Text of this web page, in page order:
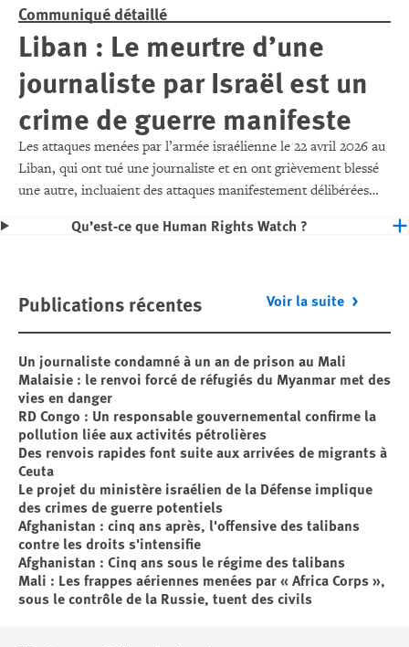
Communiqué détaillé
Liban : Le meurtre d’une
journaliste par Israël est un
crime de guerre manifeste
Les attaques menées par l’armée israélienne le 22 avril 2026 au
Liban, qui ont tué une journaliste et en ont grièvement blessé
une autre, incluaient des attaques manifestement délibérées
Qu’est-ce que Human Rights Watch ?
Publications récentes Voir la suite
Un journaliste condamné à un an de prison au Mali
Malaisie : le renvoi forcé de réfugiés du Myanmar met des
vies en danger
RD Congo : Un responsable gouvernemental confirme la
pollution liée aux activités pétrolières
Des renvois rapides font suite aux arrivées de migrants à
Ceuta
Le projet du ministère israélien de la Défense implique
des crimes de guerre potentiels
Afghanistan : cinq ans après, l'offensive des talibans
contre les droits s'intensifie
Afghanistan : Cinq ans sous le régime des talibans
Mali : Les frappes aériennes menées par « Africa Corps »,
sous le contrôle de la Russie, tuent des civils